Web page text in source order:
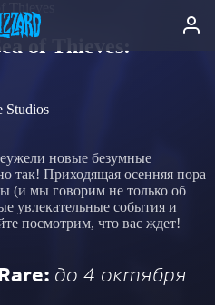
of Thieves:
Studios
новые безумные
так! Приходящая осенняя пора
(и мы говорим не только об
увлекательные события и
посмотрим, что вас ждет!
до 4 октября